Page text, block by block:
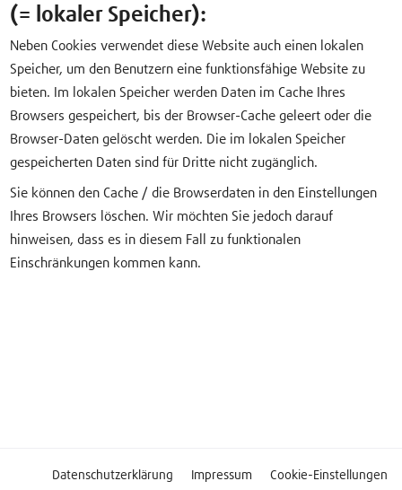
(= lokaler Speicher):
Neben Cookies verwendet diese Website auch einen lokalen
Speicher, um den Benutzern eine funktionsfähige Website zu
bieten. Im lokalen Speicher werden Daten im Cache Ihres
Browsers gespeichert, bis der Browser-Cache geleert oder die
Browser-Daten gelöscht werden. Die im lokalen Speicher
gespeicherten Daten sind für Dritte nicht zugänglich.
Sie können den Cache / die Browserdaten in den Einstellungen
Ihres Browsers löschen. Wir möchten Sie jedoch darauf
hinweisen, dass es in diesem Fall zu funktionalen
Einschränkungen kommen kann.
Datenschutzerklärung Impressum Cookie-Einstellungen